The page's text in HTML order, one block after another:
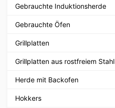
Gebrauchte Induktionsherde
Gebrauchte Öfen
Grillplatten
Grillplatten aus rostfreiem Stahl
Herde mit Backofen
Hokkers